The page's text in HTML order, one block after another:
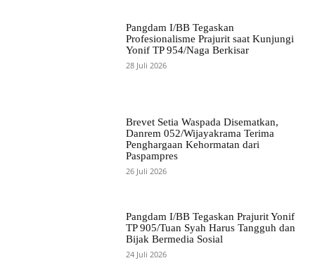
Pangdam I/BB Tegaskan
Profesionalisme Prajurit saat Kunjungi
Yonif TP 954/Naga Berkisar
28 Juli 2026
Brevet Setia Waspada Disematkan,
Danrem 052/Wijayakrama Terima
Penghargaan Kehormatan dari
Paspampres
26 Juli 2026
Pangdam I/BB Tegaskan Prajurit Yonif
TP 905/Tuan Syah Harus Tangguh dan
Bijak Bermedia Sosial
24 Juli 2026